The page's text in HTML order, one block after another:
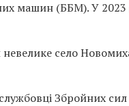
машин (ББМ). У 2023
село
Збройних сил